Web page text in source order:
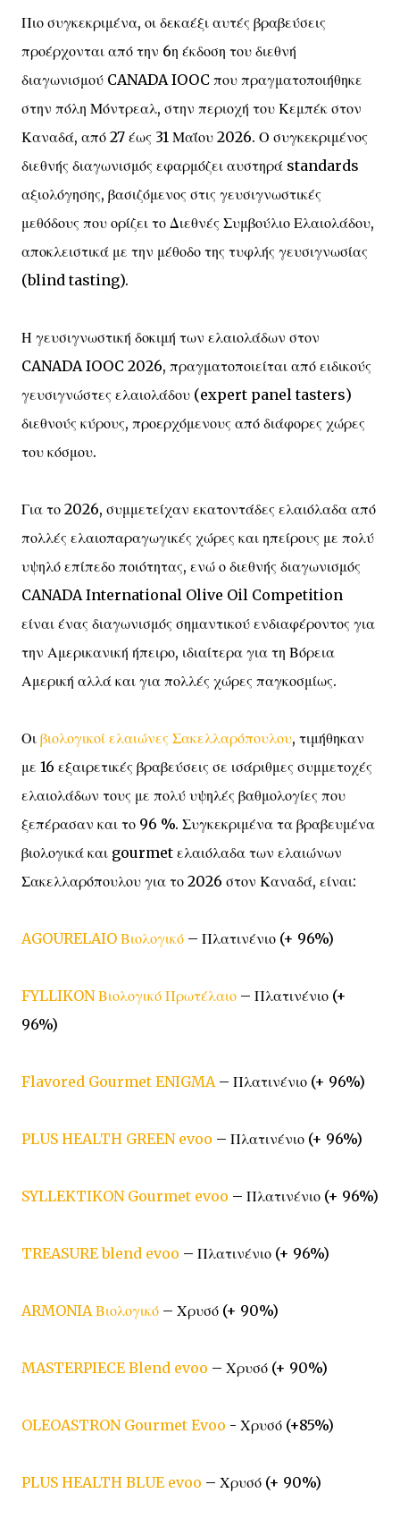
Πιο συγκεκριμένα, οι δεκαέξι αυτές βραβεύσεις
προέρχονται από την 6η έκδοση του διεθνή
διαγωνισμού CANADA IOOC που πραγματοποιήθηκε
στην πόλη Μόντρεαλ, στην περιοχή του Κεμπέκ στον
Καναδά, από 27 έως 31 Μαΐου 2026. Ο συγκεκριμένος
διεθνής διαγωνισμός εφαρμόζει αυστηρά standards
αξιολόγησης, βασιζόμενος στις γευσιγνωστικές
μεθόδους που ορίζει το Διεθνές Συμβούλιο Ελαιολάδου,
αποκλειστικά με την μέθοδο της τυφλής γευσιγνωσίας
(blind tasting).
Η γευσιγνωστική δοκιμή των ελαιολάδων στον
CANADA IOOC 2026, πραγματοποιείται από ειδικούς
γευσιγνώστες ελαιολάδου (expert panel tasters)
διεθνούς κύρους, προερχόμενους από διάφορες χώρες
του κόσμου.
Για το 2026, συμμετείχαν εκατοντάδες ελαιόλαδα από
πολλές ελαιοπαραγωγικές χώρες και ηπείρους με πολύ
υψηλό επίπεδο ποιότητας, ενώ ο διεθνής διαγωνισμός
CANADA International Olive Oil Competition
είναι ένας διαγωνισμός σημαντικού ενδιαφέροντος για
την Αμερικανική ήπειρο, ιδιαίτερα για τη Βόρεια
Αμερική αλλά και για πολλές χώρες παγκοσμίως.
Οι βιολογικοί ελαιώνες Σακελλαρόπουλου, τιμήθηκαν
με 16 εξαιρετικές βραβεύσεις σε ισάριθμες συμμετοχές
ελαιολάδων τους με πολύ υψηλές βαθμολογίες που
ξεπέρασαν και το 96 %. Συγκεκριμένα τα βραβευμένα
βιολογικά και gourmet ελαιόλαδα των ελαιώνων
Σακελλαρόπουλου για το 2026 στον Καναδά, είναι:
AGOURELAIO Βιολογικό – Πλατινένιο (+ 96%)
FYLLIKON Βιολογικό Πρωτέλαιο – Πλατινένιο (+
96%)
Flavored Gourmet ENIGMA– Πλατινένιο (+ 96%)
PLUS HEALTH GREEN evoo – Πλατινένιο (+ 96%)
SYLLEKTIKON Gourmet evoo – Πλατινένιο (+ 96%)
TREASURE blend evoo – Πλατινένιο (+ 96%)
ARMONIA Βιολογικό – Χρυσό (+ 90%)
MASTERPIECE Blend evoo – Χρυσό (+ 90%)
OLEOASTRON Gourmet Evoo - Χρυσό (+85%)
PLUS HEALTH BLUE evoo – Χρυσό (+ 90%)